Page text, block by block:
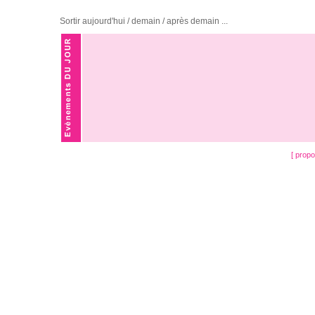
Sortir aujourd'hui / demain / après demain ...
[